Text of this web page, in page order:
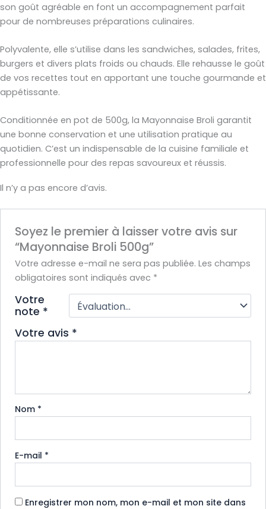
son goût agréable en font un accompagnement parfait
pour de nombreuses préparations culinaires.
Polyvalente, elle s’utilise dans les sandwiches, salades, frites,
burgers et divers plats froids ou chauds. Elle rehausse le goût
de vos recettes tout en apportant une touche gourmande et
appétissante.
Conditionnée en pot de 500g, la Mayonnaise Broli garantit
une bonne conservation et une utilisation pratique au
quotidien. C’est un indispensable de la cuisine familiale et
professionnelle pour des repas savoureux et réussis.
Il n’y a pas encore d’avis.
Soyez le premier à laisser votre avis sur
“Mayonnaise Broli 500g”
Votre adresse e-mail ne sera pas publiée. Les champs
obligatoires sont indiqués avec *
Votre
note *
Votre avis *
Nom *
E-mail *
Enregistrer mon nom, mon e-mail et mon site dans